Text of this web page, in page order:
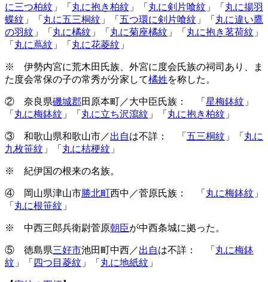
に三つ柏紋 」「 丸に抱き柏紋 」「 丸に剣片喰紋 」「 丸に揚羽
蝶紋 」「 丸に五三桐紋 」「 五つ環に剣片喰紋 」「 丸に違い鷹
の羽紋 」「 丸に橘紋 」「 丸に菊座橘紋 」「 丸に抱き茗荷紋 」
「 丸に蔦紋 」「 丸に花菱紋 」
※ 伊勢内宮に荒木田氏族、外宮に度会氏族の祠司あり、ま
た度会常保の子の常秀が分家して橘姓を称した。
② 奈良県磯城郡田原本町／大中臣氏族： 「 星梅鉢紋 」
「 丸に梅鉢紋 」「 丸に立ち沢瀉紋 」「 丸に抱き柏紋 」
③ 和歌山県和歌山市／出自は不詳： 「 五三桐紋 」「 丸に
九枚笹紋 」「 丸に桔梗紋 」
※ 紀伊国の根来の名族。
④ 岡山県津山市勝北町西中／菅原氏族： 「 丸に梅鉢紋 」
「 丸に根笹紋 」
※ 中西三郎兵衛尉菅原朝臣が中西条城に拠った。
⑤ 徳島県三好市池田町中西／出自は不詳： 「 丸に梅鉢
紋 」「 四つ目菱紋 」「 丸に地紙紋 」